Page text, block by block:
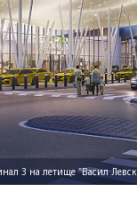
3 на летище "Васил